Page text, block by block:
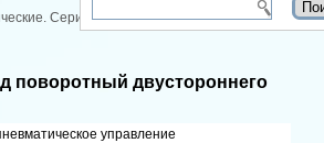
Серия CR
поворотный двустороннего
управление